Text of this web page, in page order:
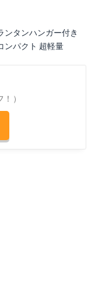
ンタンハンガー付き
ンパクト 超軽量
）